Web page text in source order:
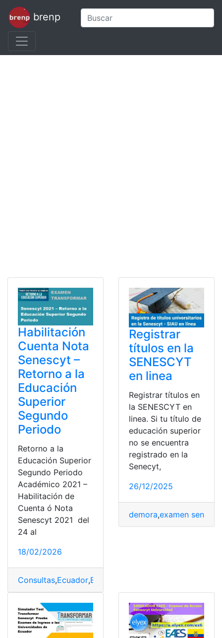
brenp
Habilitación
Cuenta Nota
Senescyt –
Retorno a la
Educación
Superior
Segundo
Periodo
Retorno a la
Educación Superior
Segundo Periodo
Académico 2021 –
Habilitación de
Cuenta ó Nota
Senescyt 2021 del
24 al
18/02/2026
Consultas,Ecuador,Educación
Registrar
títulos en la
SENESCYT
en linea
Registrar títulos en
la SENESCYT en
linea. Si tu título de
educación superior
no se encuentra
registrado en la
Senecyt,
26/12/2025
demora,examen senecyt